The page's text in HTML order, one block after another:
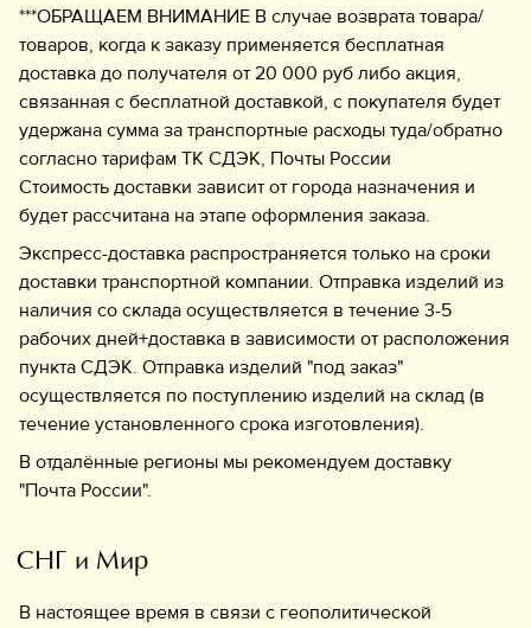
В наличии
Бестселлеры
Одежда
Обувь
Аксессуары
Украшения
Дом
Подарочный сертификат
Информация
***ОБРАЩАЕМ ВНИМАНИЕ В случае возврата товара/
товаров, когда к заказу применяется бесплатная
доставка до получателя от 20 000 руб либо акция,
связанная с бесплатной доставкой, с покупателя будет
удержана сумма за транспортные расходы туда/обратно
согласно тарифам ТК СДЭК, Почты России
Стоимость доставки зависит от города назначения и
будет рассчитана на этапе оформления заказа.
Экспресс-доставка распространяется только на сроки
доставки транспортной компании. Отправка изделий из
наличия со склада осуществляется в течение 3-5
рабочих дней+доставка в зависимости от расположения
пункта СДЭК. Отправка изделий "под заказ"
осуществляется по поступлению изделий на склад (в
течение установленного срока изготовления).
В отдалённые регионы мы рекомендуем доставку
"Почта России".
СНГ и Мир
В настоящее время в связи с геополитической